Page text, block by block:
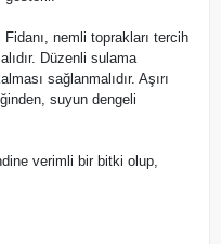
nemli toprakları tercih
Düzenli sulama
sağlanmalıdır. Aşırı
suyun dengeli
verimli bir bitki olup,